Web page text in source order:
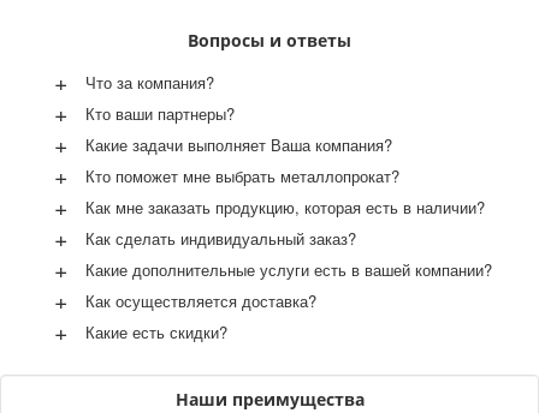
Вопросы и ответы
+ Что за компания?
+ Кто ваши партнеры?
+ Какие задачи выполняет Ваша компания?
+ Кто поможет мне выбрать металлопрокат?
+ Как мне заказать продукцию, которая есть в наличии?
+ Как сделать индивидуальный заказ?
+ Какие дополнительные услуги есть в вашей компании?
+ Как осуществляется доставка?
+ Какие есть скидки?
Наши преимущества